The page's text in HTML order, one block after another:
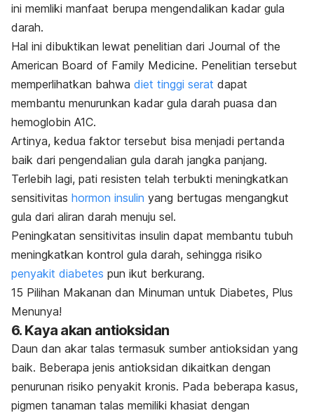
ini memliki manfaat berupa mengendalikan kadar gula
darah.
Hal ini dibuktikan lewat penelitian dari Journal of the
American Board of Family Medicine. Penelitian tersebut
memperlihatkan bahwa diet tinggi serat dapat
membantu menurunkan kadar gula darah puasa dan
hemoglobin A1C.
Artinya, kedua faktor tersebut bisa menjadi pertanda
baik dari pengendalian gula darah jangka panjang.
Terlebih lagi, pati resisten telah terbukti meningkatkan
sensitivitas hormon insulin yang bertugas mengangkut
gula dari aliran darah menuju sel.
Peningkatan sensitivitas insulin dapat membantu tubuh
meningkatkan kontrol gula darah, sehingga risiko
penyakit diabetes pun ikut berkurang.
15 Pilihan Makanan dan Minuman untuk Diabetes, Plus
Menunya!
6. Kaya akan antioksidan
Daun dan akar talas termasuk sumber antioksidan yang
baik. Beberapa jenis antioksidan dikaitkan dengan
penurunan risiko penyakit kronis. Pada beberapa kasus,
pigmen tanaman talas memiliki khasiat dengan